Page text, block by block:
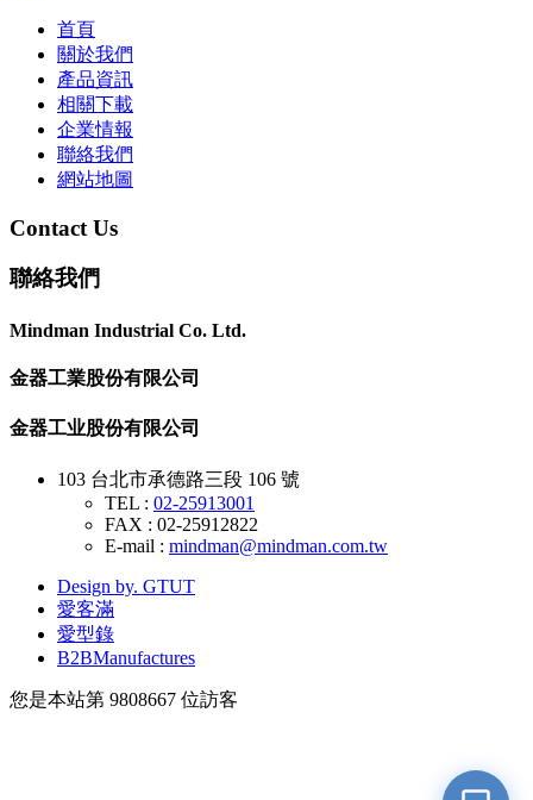
首頁
關於我們
產品資訊
相關下載
企業情報
聯絡我們
網站地圖
Contact Us
聯絡我們
Mindman Industrial Co. Ltd.
金器工業股份有限公司
金器工业股份有限公司
103 台北市承德路三段 106 號
TEL : 02-25913001
FAX : 02-25912822
E-mail : mindman@mindman.com.tw
Design by. GTUT
愛客滿
愛型錄
B2BManufactures
您是本站第 9808667 位訪客